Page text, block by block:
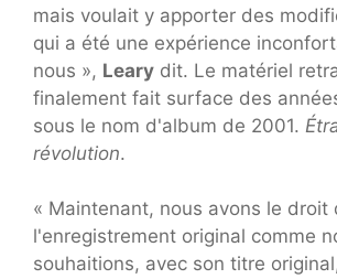
mais voulait y apporter des
qui a été une expérience
nous », Leary dit. Le matériel
finalement fait surface des
sous le nom d'album de 2001.
révolution.
« Maintenant, nous avons le droit
l'enregistrement original comme
souhaitions, avec son titre